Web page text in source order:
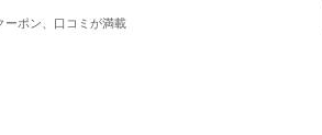
ーポン、口コミが満載